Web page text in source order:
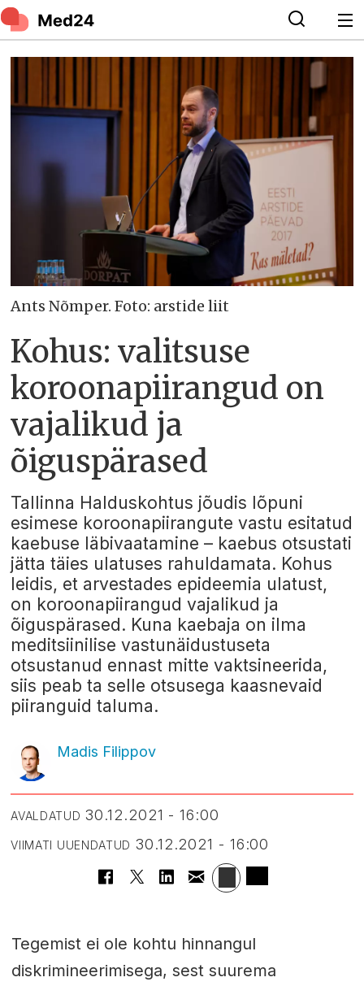
Ants Nõmper. Foto: arstide liit
Kohus: valitsuse
koroonapiirangud on
vajalikud ja
õiguspärased
Tallinna Halduskohtus jõudis lõpuni
esimese koroonapiirangute vastu esitatud
kaebuse läbivaatamine – kaebus otsustati
jätta täies ulatuses rahuldamata. Kohus
leidis, et arvestades epideemia ulatust,
on koroonapiirangud vajalikud ja
õiguspärased. Kuna kaebaja on ilma
meditsiinilise vastunäidustuseta
otsustanud ennast mitte vaktsineerida,
siis peab ta selle otsusega kaasnevaid
piiranguid taluma.
Madis Filippov
AVALDATUD 30.12.2021 - 16:00
VIIMATI UUENDATUD 30.12.2021 - 16:00
Tegemist ei ole kohtu hinnangul
diskrimineerimisega, sest suurema